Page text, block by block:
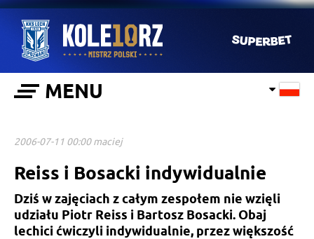
MENU
2006-07-11 00:00 maciej
Reiss i Bosacki indywidualnie
Dziś w zajęciach z całym zespołem nie wzięli
udziału Piotr Reiss i Bartosz Bosacki. Obaj
lechici ćwiczyli indywidualnie, przez większość